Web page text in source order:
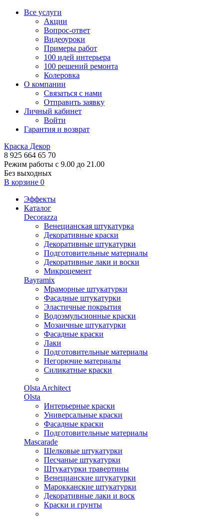
Все услуги
Акции
Вопрос-ответ
Видеоуроки
Примеры работ
100 идей интерьера
100 решений ремонта
Колеровка
О компании
Связаться с нами
Отправить заявку
Личный кабинет
Войти
Гарантия и возврат
Краска Декор
8 925 664 65 70
Режим работы с 9.00 до 21.00
Без выходных
В корзине 0
Эффекты
Каталог
Decorazza
Венецианская штукатурка
Декоративные краски
Декоративные штукатурки
Подготовительные материалы
Декоративные лаки и воски
Микроцемент
Bayramix
Мраморные штукатурки
Фасадные штукатурки
Эластичные покрытия
Водоэмульсионные краски
Мозаичные штукатурки
Фасадные краски
Лаки
Подготовительные материалы
Негорючие материалы
Силикатные краски
Olsta Architect
Olsta
Интерьерные краски
Универсальные краски
Фасадные краски
Подготовительные материалы
Mascarade
Шелковые штукатурки
Песчаные штукатурки
Штукатурки травертины
Венецианские штукатурки
Марокканские штукатурки
Декоративные лаки и воск
Краски и грунты